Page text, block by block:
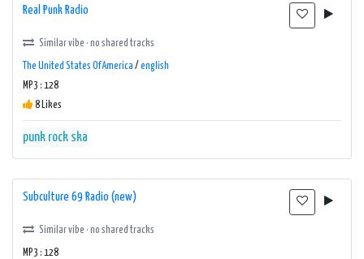
Real Punk Radio
Similar vibe · no shared tracks
The United States Of America / english
MP3 : 128
8 Likes
punk rock ska
Subculture 69 Radio (new)
Similar vibe · no shared tracks
MP3 : 128